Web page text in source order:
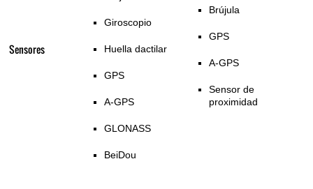
Sensores
Giroscopio
Huella dactilar
GPS
A-GPS
GLONASS
BeiDou
Brújula
GPS
A-GPS
Sensor de
proximidad